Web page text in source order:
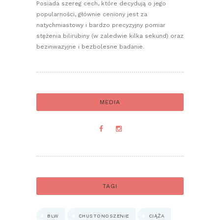
Posiada szereg cech, które decydują o jego
popularności, głównie ceniony jest za
natychmiastowy i bardzo precyzyjny pomiar
stężenia bilirubiny (w zaledwie kilka sekund) oraz
bezinwazyjne i bezbolesne badanie.
MEDIA
TAGI
BLW CHUSTONOSZENIE CIĄŻA